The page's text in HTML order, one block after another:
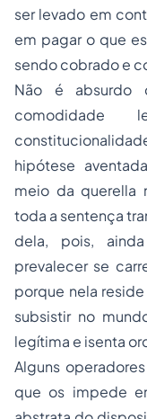
ser levado em
em pagar o que
sendo cobrado e
Não é absurdo
comodidade
hipótese
meio da querella
toda a sentença
dela, pois,
prevalecer se
porque nela
subsistir no
legítima e isenta
Alguns
que os impede